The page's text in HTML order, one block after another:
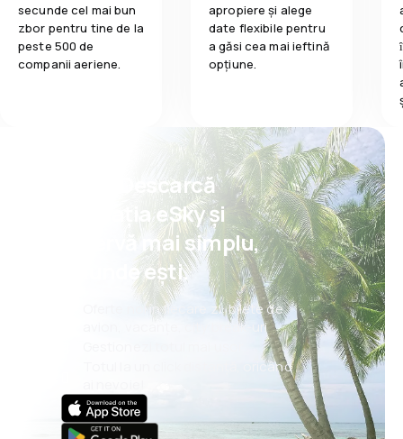
secunde cel mai bun
zbor pentru tine de la
peste 500 de
companii aeriene.
apropiere și alege
date flexibile pentru
a găsi cea mai ieftină
opțiune.
Psst! Descarcă
aplicația eSky și
rezervă mai simplu,
oriunde ești.
Oferte noi în fiecare zi: bilete de
avion, vacanțe, city break-uri
Totul la un click distanță, oricând